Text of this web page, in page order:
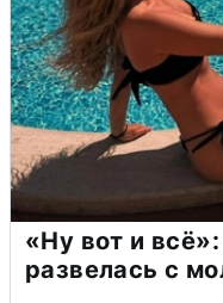
«Ну вот и
развелась с